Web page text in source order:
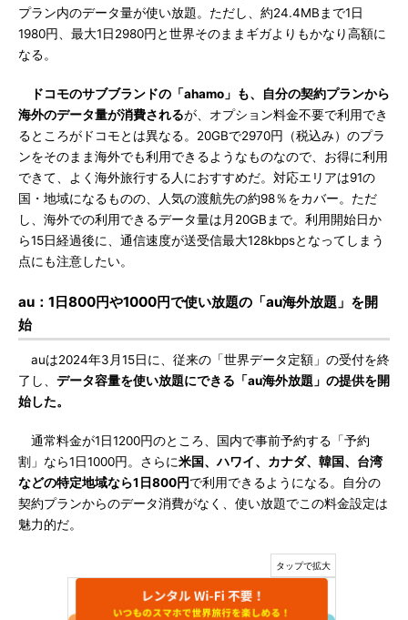
プラン内のデータ量が使い放題。ただし、約24.4MBまで1日
1980円、最大1日2980円と世界そのままギガよりもかなり高額に
なる。
ドコモのサブブランドの「ahamo」も、自分の契約プランから
海外のデータ量が消費されるが、オプション料金不要で利用でき
るところがドコモとは異なる。20GBで2970円（税込み）のプラ
ンをそのまま海外でも利用できるようなものなので、お得に利用
できて、よく海外旅行する人におすすめだ。対応エリアは91の
国・地域になるものの、人気の渡航先の約98％をカバー。ただ
し、海外での利用できるデータ量は月20GBまで。利用開始日か
ら15日経過後に、通信速度が送受信最大128kbpsとなってしまう
点にも注意したい。
au：1日800円や1000円で使い放題の「au海外放題」を開
始
auは2024年3月15日に、従来の「世界データ定額」の受付を終
了し、 データ容量を使い放題にできる「au海外放題」の提供を開
始した。
通常料金が1日1200円のところ、国内で事前予約する「予約
割」なら1日1000円。さらに米国、ハワイ、カナダ、韓国、台湾
などの特定地域なら1日800円で利用できるようになる。自分の
契約プランからのデータ消費がなく、使い放題でこの料金設定は
魅力的だ。